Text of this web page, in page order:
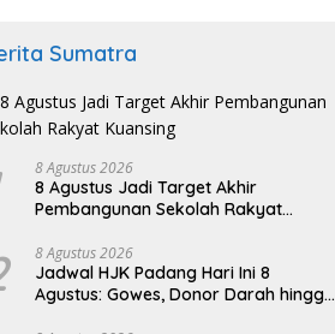
Sumatra
8 Agustus 2026
8 Agustus Jadi Target Akhir
Pembangunan Sekolah Rakyat
8 Agustus 2026
Jadwal HJK Padang Hari Ini 8
Agustus: Gowes, Donor Darah hingga